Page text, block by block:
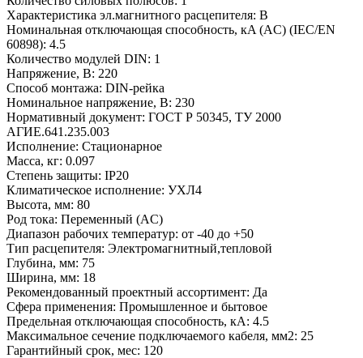
Характеристика эл.магнитного расцепителя: B
Номинальная отключающая способность, кA (AC) (IEC/EN
60898): 4.5
Количество модулей DIN: 1
Напряжение, В: 220
Способ монтажа: DIN-рейка
Номинальное напряжение, В: 230
Нормативный документ: ГОСТ Р 50345, ТУ 2000
АГИЕ.641.235.003
Исполнение: Стационарное
Масса, кг: 0.097
Степень защиты: IP20
Климатическое исполнение: УХЛ4
Высота, мм: 80
Род тока: Переменный (AC)
Диапазон рабочих температур: от -40 до +50
Тип расцепителя: Электромагнитный,тепловой
Глубина, мм: 75
Ширина, мм: 18
Рекомендованный проектный ассортимент: Да
Сфера применения: Промышленное и бытовое
Предельная отключающая способность, кA: 4.5
Максимальное сечение подключаемого кабеля, мм2: 25
Гарантийный срок, мес: 120